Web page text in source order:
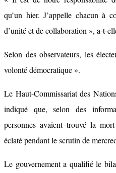
qu’un hier. J’appelle chacun à
d’unité et de collaboration », a-t-
Selon des observateurs, les
volonté démocratique ».
Le Haut-Commissariat des
indiqué que, selon des
personnes avaient trouvé la
éclaté pendant le scrutin de
Le gouvernement a qualifié le